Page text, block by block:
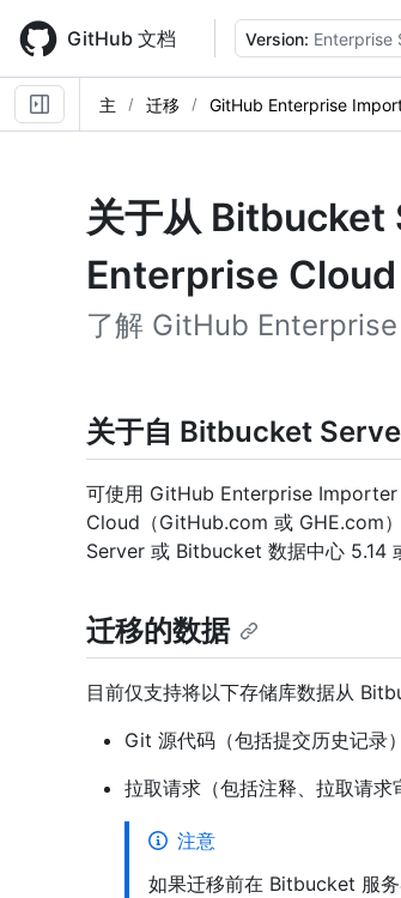
main
content
GitHub 文档 Version: Enterprise
主 迁移 GitHub Enterprise
关于从 Bitbucket
Enterprise Cloud
了解 GitHub Enterprise
关于自 Bitbucket
可使用 GitHub Enterprise
Cloud（GitHub.com 或 GHE.com
Server 或 Bitbucket 数据中心 5.14
迁移的数据
目前仅支持将以下存储库数据从
Git 源代码（包括提交历史记录）
拉取请求（包括注释、拉取请求
注意
如果迁移前在 Bitbucket 服